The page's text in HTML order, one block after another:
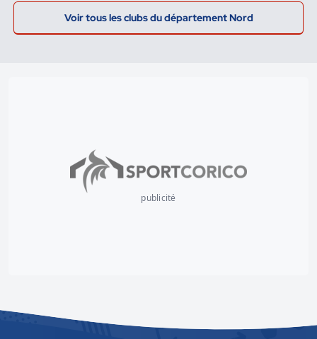
Voir tous les clubs du département Nord
publicité